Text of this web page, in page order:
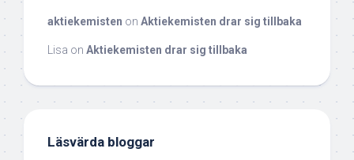
aktiekemisten on Aktiekemisten drar sig tillbaka
Lisa on Aktiekemisten drar sig tillbaka
Läsvärda bloggar